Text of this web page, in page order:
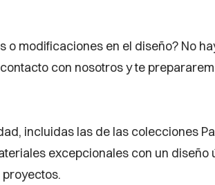
o modificaciones en el diseño? No
con nosotros y te
incluidas las de las colecciones
excepcionales con un diseño